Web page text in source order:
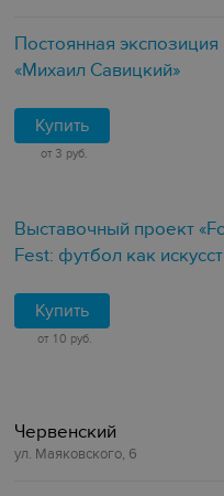
Постоянная экспозиция
«‎Михаил Савицкий»
Купить
от 3 руб.
Выставочный проект
Fest: футбол как
Купить
от 10 руб.
Червенский
ул. Маяковского, 6